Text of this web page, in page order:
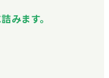
みます。